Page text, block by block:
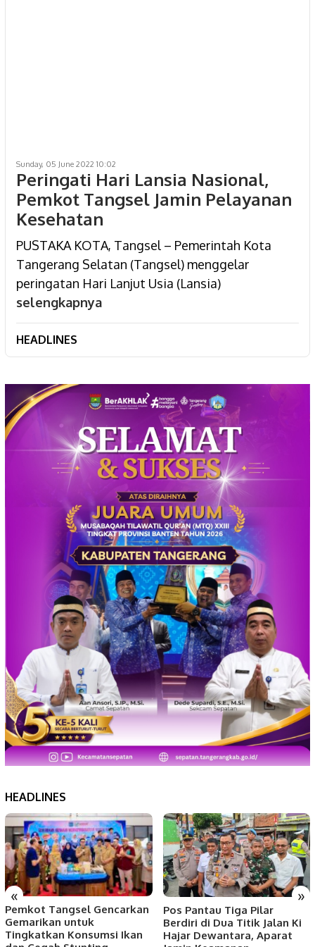
Sunday, 05 June 2022 10:02
Peringati Hari Lansia Nasional,
Pemkot Tangsel Jamin Pelayanan
Kesehatan
PUSTAKA KOTA, Tangsel – Pemerintah Kota
Tangerang Selatan (Tangsel) menggelar
peringatan Hari Lanjut Usia (Lansia)
selengkapnya
HEADLINES
HEADLINES
« »
Pemkot Tangsel Gencarkan
Gemarikan untuk
Tingkatkan Konsumsi Ikan
Pos Pantau Tiga Pilar
Berdiri di Dua Titik Jalan Ki
Hajar Dewantara, Aparat